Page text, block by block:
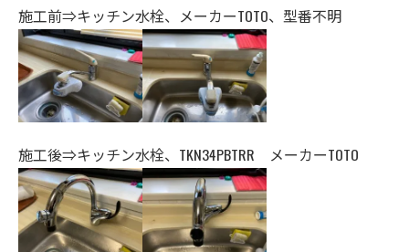
施工前⇒キッチン水栓、メーカーTOTO、型番不明
施工後⇒キッチン水栓、TKN34PBTRR メーカーTOTO